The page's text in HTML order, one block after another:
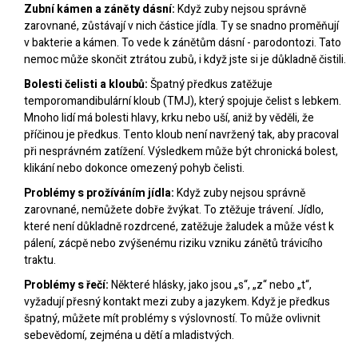
Zubní kámen a záněty dásní:Když zuby nejsou správně
zarovnané, zůstávají v nich částice jídla. Ty se snadno proměňují
v bakterie a kámen. To vede k zánětům dásní - parodontozi. Tato
nemoc může skončit ztrátou zubů, i když jste si je důkladně čistili.
Bolesti čelisti a kloubů:Špatný předkus zatěžuje
temporomandibulární kloub (TMJ), který spojuje čelist s lebkem.
Mnoho lidí má bolesti hlavy, krku nebo uší, aniž by věděli, že
příčinou je předkus. Tento kloub není navržený tak, aby pracoval
při nesprávném zatížení. Výsledkem může být chronická bolest,
klikání nebo dokonce omezený pohyb čelisti.
Problémy s prožíváním jídla:Když zuby nejsou správně
zarovnané, nemůžete dobře žvýkat. To ztěžuje trávení. Jídlo,
které není důkladně rozdrcené, zatěžuje žaludek a může vést k
pálení, zácpě nebo zvýšenému riziku vzniku zánětů trávicího
traktu.
Problémy s řečí:Některé hlásky, jako jsou „s“, „z“ nebo „t“,
vyžadují přesný kontakt mezi zuby a jazykem. Když je předkus
špatný, můžete mít problémy s výslovností. To může ovlivnit
sebevědomí, zejména u dětí a mladistvých.